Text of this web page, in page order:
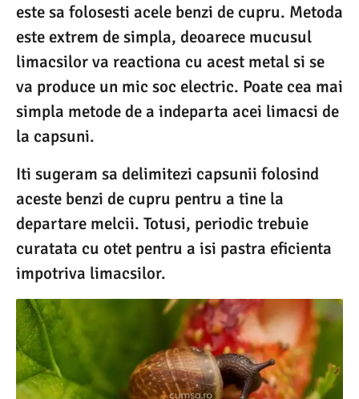
este sa folosesti acele benzi de cupru. Metoda
este extrem de simpla, deoarece mucusul
limacsilor va reactiona cu acest metal si se
va produce un mic soc electric. Poate cea mai
simpla metode de a indeparta acei limacsi de
la capsuni.
Iti sugeram sa delimitezi capsunii folosind
aceste benzi de cupru pentru a tine la
departare melcii. Totusi, periodic trebuie
curatata cu otet pentru a isi pastra eficienta
impotriva limacsilor.